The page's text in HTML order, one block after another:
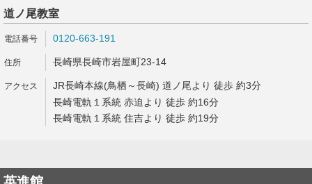
道ノ尾教室
0120-663-191
長崎県長崎市岩屋町23-14
JR長崎本線(鳥栖～長崎) 道ノ尾より 徒歩 約3分
長崎電軌１系統 赤迫より 徒歩 約16分
長崎電軌１系統 住吉より 徒歩 約19分